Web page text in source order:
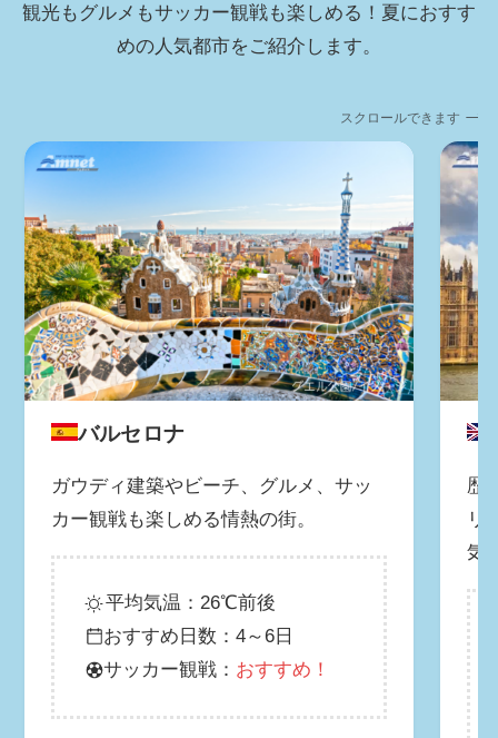
観光もグルメもサッカー観戦も楽しめる！夏におすす
めの人気都市をご紹介します。
スクロールできます
バルセロナ
ガウディ建築やビーチ、グルメ、サッ
カー観戦も楽しめる情熱の街。
平均気温：26℃前後
おすすめ日数：4～6日
サッカー観戦： おすすめ！
歴
リ
気